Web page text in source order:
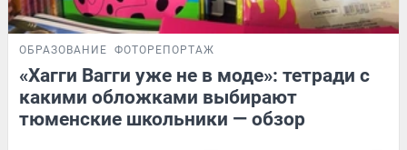
ОБРАЗОВАНИЕ ФОТОРЕПОРТАЖ
«Хагги Вагги уже не в моде»: тетради с
какими обложками выбирают
тюменские школьники — обзор